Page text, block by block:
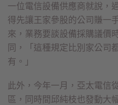
一位電信設備供應商就說，
得先讓王家參股的公司賺一
來，業務要談設備採購議價
同，「這種規定比別家公司
有。」
此外，今年一月，亞太電信
區，同時間邱純枝也發動大